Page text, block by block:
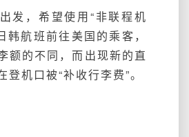
发，希望使用“非联程机
韩航班前往美国的乘客，
额的不同，而出现新的直
机口被“补收行李费”。